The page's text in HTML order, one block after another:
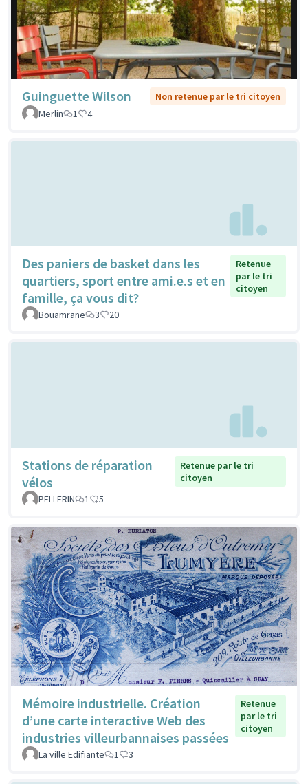
Guinguette Wilson
Non retenue par le tri citoyen
Merlin
1 4
Des paniers de basket dans les
quartiers, sport entre ami.e.s et en
famille, ça vous dit?
Retenue
par le tri
citoyen
Bouamrane 3 20
Stations de réparation
vélos
Retenue par le tri
citoyen
PELLERIN
1 5
Mémoire industrielle. Création
d’une carte interactive Web des
industries villeurbannaises passées
Retenue
par le tri
citoyen
La ville Edifiante 1 3